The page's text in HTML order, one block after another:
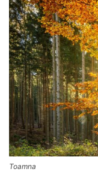
Toamna